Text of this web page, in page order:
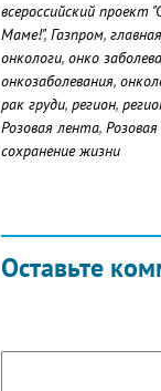
всероссийский проект
Маме!",Газпром, главная
онкологи, онко
онкозаболевания,
рак груди, регион,
Розовая лента,
сохранение жизни
Оставьте